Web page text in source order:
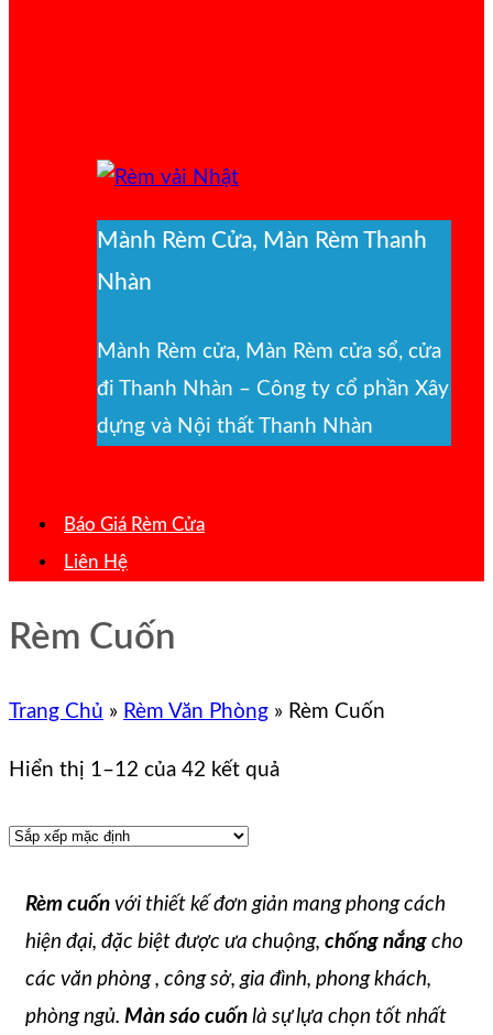
Mành Rèm Cửa, Màn Rèm Thanh
Nhàn
Mành Rèm cửa, Màn Rèm cửa sổ, cửa
đi Thanh Nhàn – Công ty cổ phần Xây
dựng và Nội thất Thanh Nhàn
Báo Giá Rèm Cửa
Liên Hệ
Rèm Cuốn
Trang Chủ » Rèm Văn Phòng » Rèm Cuốn
Hiển thị 1–12 của 42 kết quả
Rèm cuốn với thiết kế đơn giản mang phong cách
hiện đại, đặc biệt được ưa chuộng, chống nắng cho
các văn phòng , công sở, gia đình, phong khách,
phòng ngủ. Màn sáo cuốn là sự lựa chọn tốt nhất